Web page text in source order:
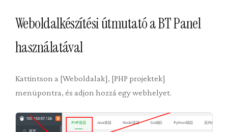
Weboldalkészítési útmutató a BT Panel
használatával
Kattintson a [Weboldalak], [PHP projektek]
menüpontra, és adjon hozzá egy webhelyet.